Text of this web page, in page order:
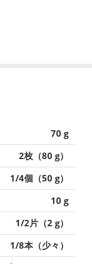
70 g
2枚（80 g）
1/4個（50 g）
10 g
1/2片（2 g）
1/8本（少々）